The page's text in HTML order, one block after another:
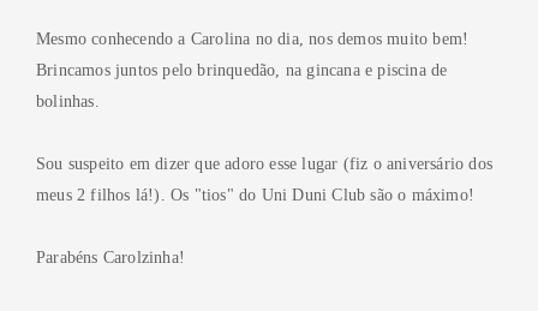
Mesmo conhecendo a Carolina no dia, nos demos muito bem!
Brincamos juntos pelo brinquedão, na gincana e piscina de
bolinhas.
Sou suspeito em dizer que adoro esse lugar (fiz o aniversário dos
meus 2 filhos lá!). Os "tios" do Uni Duni Club são o máximo!
Parabéns Carolzinha!